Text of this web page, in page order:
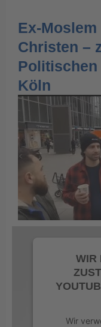
Ex-
Christen –
Politischen
Köln
WIR
Wir